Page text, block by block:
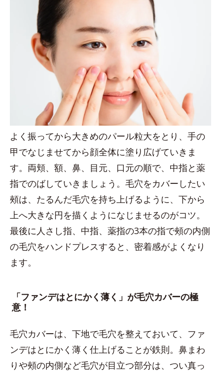
よく振ってから大きめのパール粒大をとり、手の
甲でなじませてから顔全体に塗り広げていきま
す。両頬、額、鼻、目元、口元の順で、中指と薬
指でのばしていきましょう。毛穴をカバーしたい
頰は、たるんだ毛穴を持ち上げるように、下から
上へ大きな円を描くようになじませるのがコツ。
最後に人さし指、中指、薬指の3本の指で頰の内側
の毛穴をハンドプレスすると、密着感がよくなり
ます。
「ファンデはとにかく薄く」が毛穴カバーの極
意！
毛穴カバーは、下地で毛穴を整えておいて、ファ
ンデはとにかく薄く仕上げることが鉄則。鼻まわ
りや頰の内側など毛穴が目立つ部分は、つい真っ